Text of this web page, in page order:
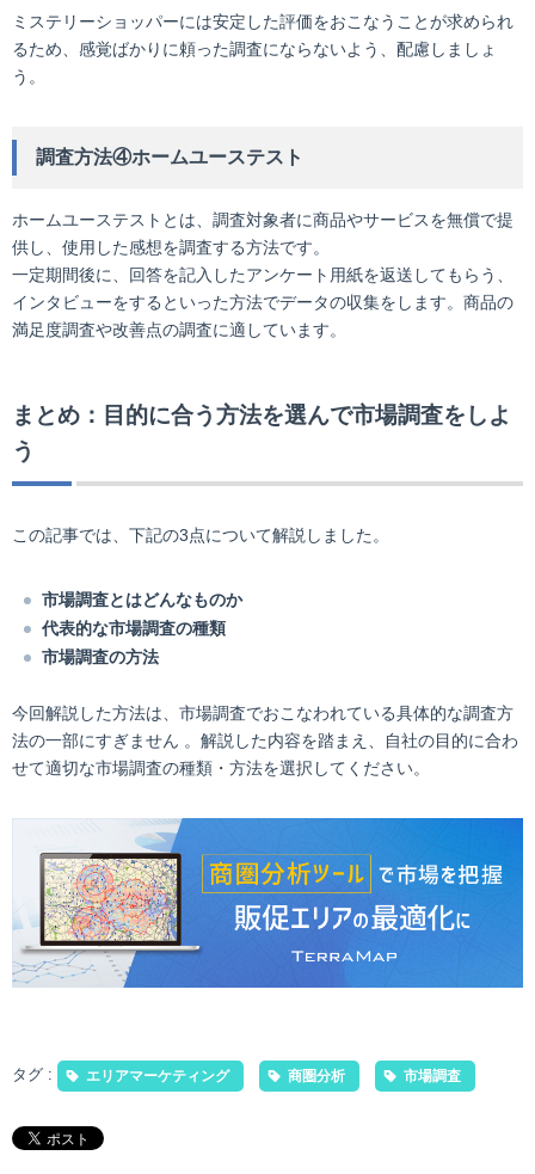
ミステリーショッパーには安定した評価をおこなうことが求められ
るため、感覚ばかりに頼った調査にならないよう、配慮しましょ
う。
調査方法④ホームユーステスト
ホームユーステストとは、調査対象者に商品やサービスを無償で提
供し、使用した感想を調査する方法です。
一定期間後に、回答を記入したアンケート用紙を返送してもらう、
インタビューをするといった方法でデータの収集をします。商品の
満足度調査や改善点の調査に適しています。
まとめ：目的に合う方法を選んで市場調査をしよ
う
この記事では、下記の3点について解説しました。
市場調査とはどんなものか
代表的な市場調査の種類
市場調査の方法
今回解説した方法は、市場調査でおこなわれている具体的な調査方
法の一部にすぎません 。解説した内容を踏まえ、自社の目的に合わ
せて適切な市場調査の種類・方法を選択してください。
タグ : エリアマーケティング 商圏分析 市場調査